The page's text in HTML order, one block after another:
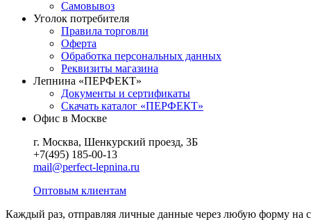
Самовывоз
Уголок потребителя
Правила торговли
Оферта
Обработка персональных данных
Реквизиты магазина
Лепнина «ПЕРФЕКТ»
Документы и сертификаты
Скачать каталог «ПЕРФЕКТ»
Офис в Москве
г. Москва, Шенкурский проезд, 3Б
+7(495) 185-00-13
mail@perfect-lepnina.ru
Оптовым клиентам
Каждый раз, отправляя личные данные через любую форму на